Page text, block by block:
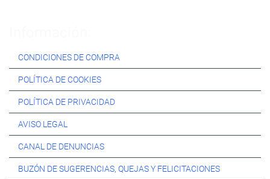
CONDICIONES DE COMPRA
POLÍTICA DE COOKIES
POLÍTICA DE PRIVACIDAD
AVISO LEGAL
CANAL DE DENUNCIAS
BUZÓN DE SUGERENCIAS, QUEJAS Y FELICITACIONES